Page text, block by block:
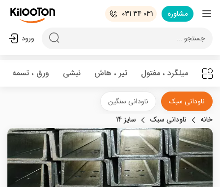
مشاوره 031 34 031
جستجو ... ورود
میلگرد ، مفتول تیر ، هاش نبشی ورق ، تسمه
ناودانی سبک
ناودانی سنگین
خانه
ناودانی سبک سایز 14